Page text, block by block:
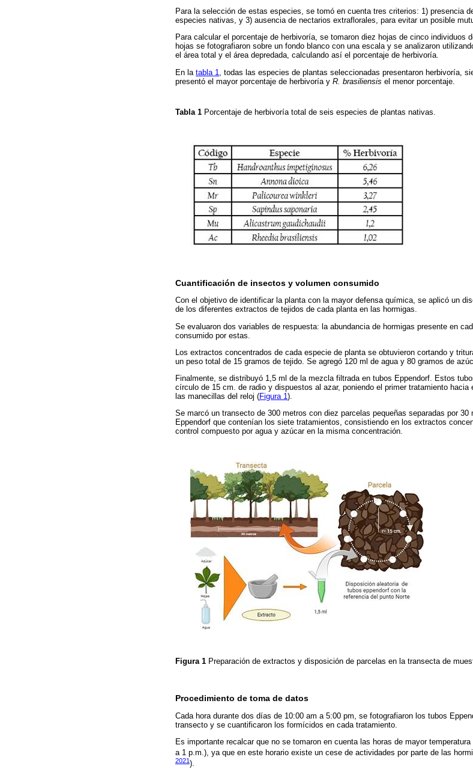
Para la selección de estas especies, se tomó en cuenta tres criterios: 1) presencia
especies nativas, y 3) ausencia de nectarios extraflorales, para evitar un posible
Para calcular el porcentaje de herbivoría, se tomaron diez hojas de cinco individuos
hojas se fotografiaron sobre un fondo blanco con una escala y se analizaron
el área total y el área depredada, calculando así el porcentaje de herbivoría.
En la tabla 1 , todas las especies de plantas seleccionadas presentaron herbivoría,
presentó el mayor porcentaje de herbivoría y R. brasiliensis el menor porcentaje.
Tabla 1 Porcentaje de herbivoría total de seis especies de plantas nativas.
Cuantificación de insectos y volumen consumido
Con el objetivo de identificar la planta con la mayor defensa química, se aplicó un
de los diferentes extractos de tejidos de cada planta en las hormigas.
Se evaluaron dos variables de respuesta: la abundancia de hormigas presente en
consumido por estas.
Los extractos concentrados de cada especie de planta se obtuvieron cortando y
un peso total de 15 gramos de tejido. Se agregó 120 ml de agua y 80 gramos de
Finalmente, se distribuyó 1,5 ml de la mezcla filtrada en tubos Eppendorf. Estos
círculo de 15 cm. de radio y dispuestos al azar, poniendo el primer tratamiento
las manecillas del reloj (Figura 1 ).
Se marcó un transecto de 300 metros con diez parcelas pequeñas separadas por
Eppendorf que contenían los siete tratamientos, consistiendo en los extractos
control compuesto por agua y azúcar en la misma concentración.
Figura 1 Preparación de extractos y disposición de parcelas en la transecta de
Procedimiento de toma de datos
Cada hora durante dos días de 10:00 am a 5:00 pm, se fotografiaron los tubos
transecto y se cuantificaron los formícidos en cada tratamiento.
Es importante recalcar que no se tomaron en cuenta las horas de mayor
a 1 p.m.), ya que en este horario existe un cese de actividades por parte de las
2021).